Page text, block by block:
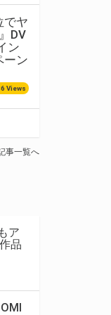
でヤ
DV
ン
ーン
Views
事一覧へ
ア
品